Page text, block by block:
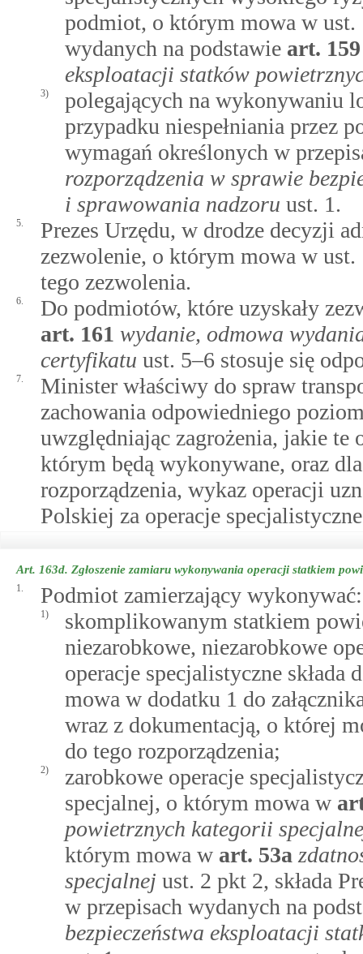
podmiot, o którym mowa w ust.
wydanych na podstawie art. 159
eksploatacji statków
3)
polegających na wykonywaniu
przypadku niespełniania przez
wymagań określonych w
rozporządzenia w sprawie
i sprawowania nadzoru ust. 1.
5.
Prezes Urzędu, w drodze decyzji
zezwolenie, o którym mowa w
tego zezwolenia.
6.
Do podmiotów, które uzyskały
art. 161 wydanie, odmowa
certyfikatu ust. 5–6 stosuje się
7.
Minister właściwy do spraw
zachowania odpowiedniego
uwzględniając zagrożenia, jakie te
którym będą wykonywane, oraz
rozporządzenia, wykaz operacji
Polskiej za operacje
Art. 163d. Zgłoszenie zamiaru wykonywania operacji statkiem
1. Podmiot zamierzający wykonywać:
1)
skomplikowanym statkiem
niezarobkowe, niezarobkowe
operacje specjalistyczne składa
mowa w dodatku 1 do
wraz z dokumentacją, o której
do tego rozporządzenia;
2)
zarobkowe operacje
specjalnej, o którym mowa w
powietrznych kategorii
którym mowa w art. 53a
specjalnej ust. 2 pkt 2, składa
w przepisach wydanych na
bezpieczeństwa eksploatacji